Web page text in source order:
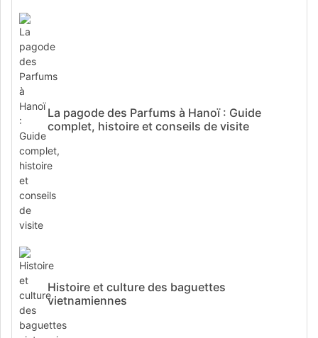
La pagode des Parfums à Hanoï : Guide
complet, histoire et conseils de visite
Histoire et culture des baguettes
vietnamiennes